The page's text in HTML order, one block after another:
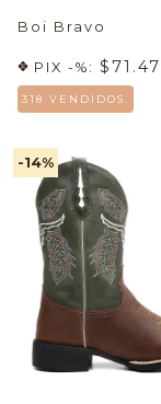
Boi Bravo
PIX -%:
318 VENDIDOS.
-14%